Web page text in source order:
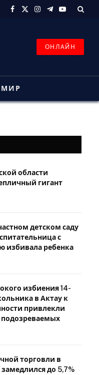
Facebook
X
Instagram
Telegram
YouTube
ОНЛАЙН
МИР
области
гигант
детском саду
с
избивала ребенка
избиения 14-
в Актау к
привлекли
подозреваемых
торговли в
замедлился до 5,7%